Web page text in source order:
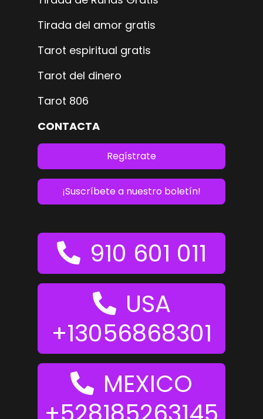
Tirada del amor gratis
Tarot espiritual gratis
Tarot del dinero
Tarot 806
CONTACTA
Regístrate
¡Suscríbete a nuestro boletín!
910 601 011
USA
+13056868301
MEXICO